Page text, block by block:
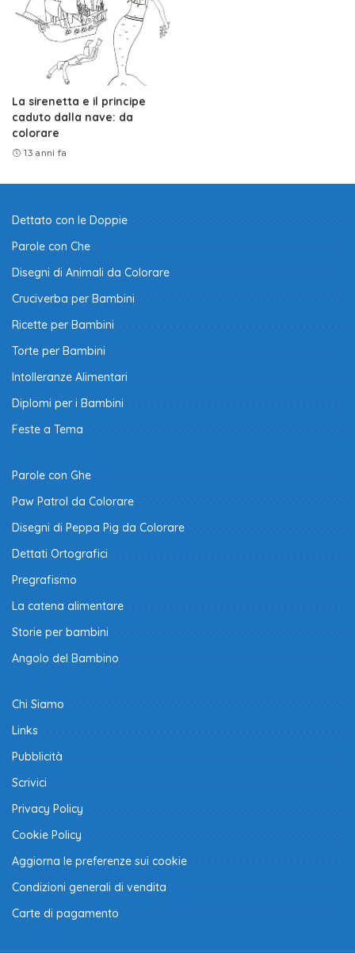
La sirenetta e il principe
caduto dalla nave: da
colorare
13 anni fa
Dettato con le Doppie
Parole con Che
Disegni di Animali da Colorare
Cruciverba per Bambini
Ricette per Bambini
Torte per Bambini
Intolleranze Alimentari
Diplomi per i Bambini
Feste a Tema
Parole con Ghe
Paw Patrol da Colorare
Disegni di Peppa Pig da Colorare
Dettati Ortografici
Pregrafismo
La catena alimentare
Storie per bambini
Angolo del Bambino
Chi Siamo
Links
Pubblicità
Scrivici
Privacy Policy
Cookie Policy
Aggiorna le preferenze sui cookie
Condizioni generali di vendita
Carte di pagamento